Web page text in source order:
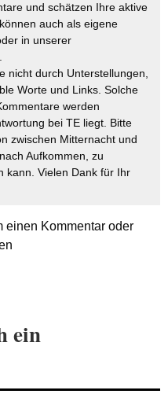
und schätzen Ihre aktive
auch als eigene
in unserer
nicht durch Unterstellungen,
Worte und Links. Solche
werden
bei TE liegt. Bitte
zwischen Mitternacht und
Aufkommen, zu
kann. Vielen Dank für Ihr
einen Kommentar oder
ein